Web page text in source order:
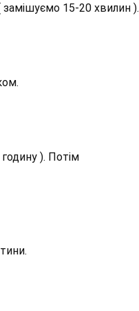
15-20 хвилин ).
). Потім